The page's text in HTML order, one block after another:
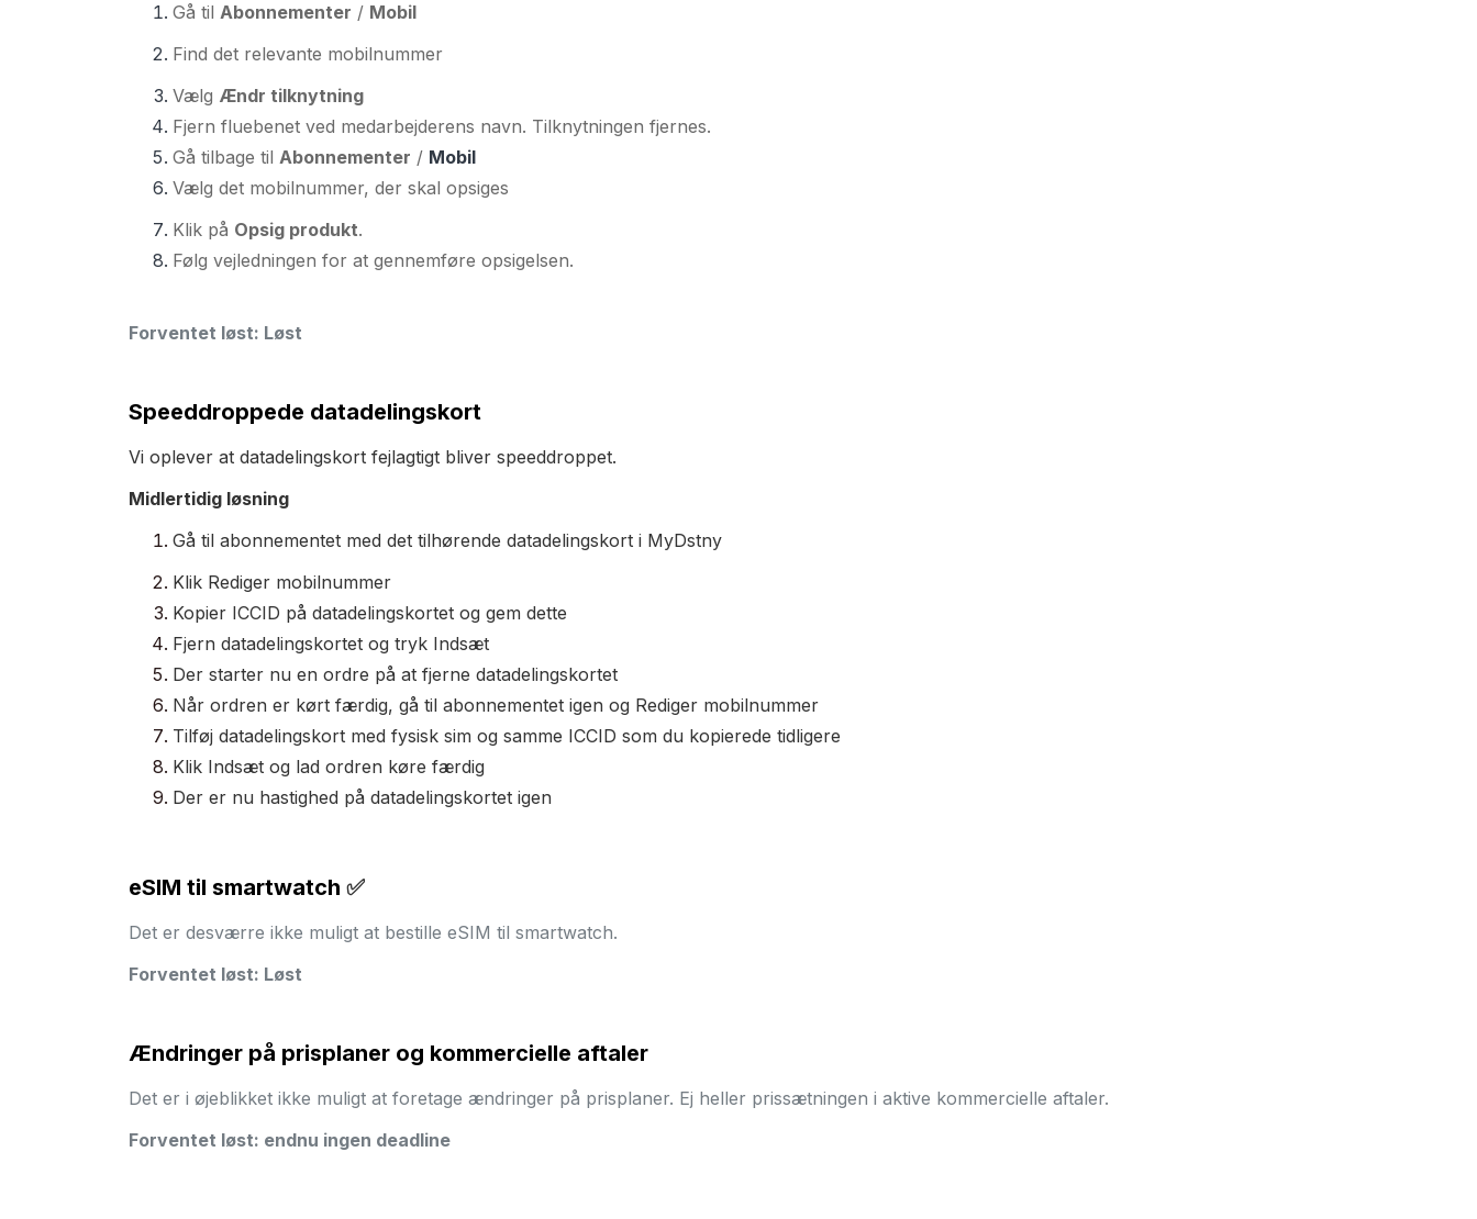
Gå til Abonnementer / Mobil
Find det relevante mobilnummer
Vælg Ændr tilknytning
Fjern fluebenet ved medarbejderens navn. Tilknytningen fjernes.
Gå tilbage til Abonnementer / Mobil
Vælg det mobilnummer, der skal opsiges
Klik på Opsig produkt.
Følg vejledningen for at gennemføre opsigelsen.
Forventet løst: Løst
Speeddroppede datadelingskort
Vi oplever at datadelingskort fejlagtigt bliver speeddroppet.
Midlertidig løsning
Gå til abonnementet med det tilhørende datadelingskort i MyDstny
Klik Rediger mobilnummer
Kopier ICCID på datadelingskortet og gem dette
Fjern datadelingskortet og tryk Indsæt
Der starter nu en ordre på at fjerne datadelingskortet
Når ordren er kørt færdig, gå til abonnementet igen og Rediger mobilnummer
Tilføj datadelingskort med fysisk sim og samme ICCID som du kopierede tidligere
Klik Indsæt og lad ordren køre færdig
Der er nu hastighed på datadelingskortet igen
eSIM til smartwatch ✅
Det er desværre ikke muligt at bestille eSIM til smartwatch.
Forventet løst: Løst
Ændringer på prisplaner og kommercielle aftaler
Det er i øjeblikket ikke muligt at foretage ændringer på prisplaner. Ej heller prissætningen i aktive kommercielle aftaler.
Forventet løst: endnu ingen deadline